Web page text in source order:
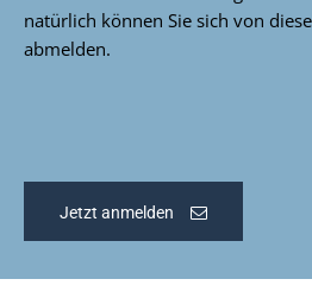
natürlich können Sie sich von
abmelden.
Jetzt anmelden